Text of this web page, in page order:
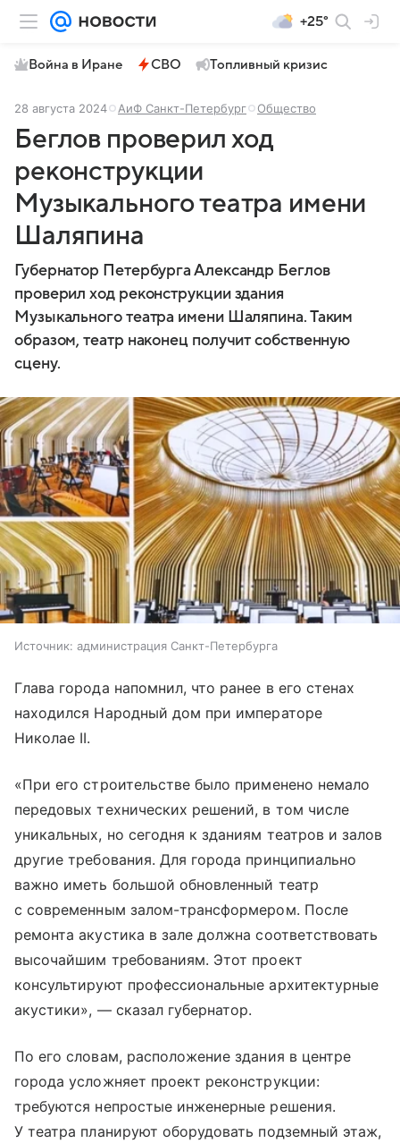
+25°
Война в Иране СВО Топливный кризис
28 августа 2024 АиФ Санкт-Петербург Общество
Беглов проверил ход
реконструкции
Музыкального театра имени
Шаляпина
Губернатор Петербурга Александр Беглов
проверил ход реконструкции здания
Музыкального театра имени Шаляпина. Таким
образом, театр наконец получит собственную
сцену.
Источник: администрация Санкт-Петербурга
Глава города напомнил, что ранее в его стенах
находился Народный дом при императоре
Николае II.
«При его строительстве было применено немало
передовых технических решений, в том числе
уникальных, но сегодня к зданиям театров и залов
другие требования. Для города принципиально
важно иметь большой обновленный театр
с современным залом-трансформером. После
ремонта акустика в зале должна соответствовать
высочайшим требованиям. Этот проект
консультируют профессиональные архитектурные
акустики», — сказал губернатор.
По его словам, расположение здания в центре
города усложняет проект реконструкции:
требуются непростые инженерные решения.
У театра планируют оборудовать подземный этаж,